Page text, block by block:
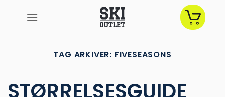
TAG ARKIVER: FIVESEASONS